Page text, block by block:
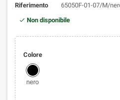
Riferimento
65050F-01-07/M/
Non disponibile
Colore
nero